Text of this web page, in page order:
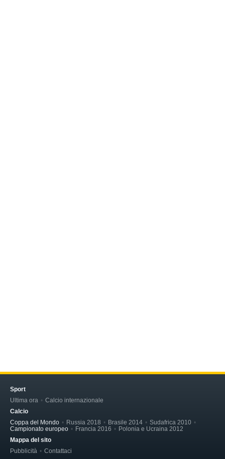
Sport
Ultima ora
Calcio internazionale
Calcio
Coppa del Mondo
Russia 2018 Brasile 2014
Sudafrica 2010
Campionato europeo
Francia 2016
Polonia e Ucraina 2012
Mappa del sito
Pubblicità
Contattaci